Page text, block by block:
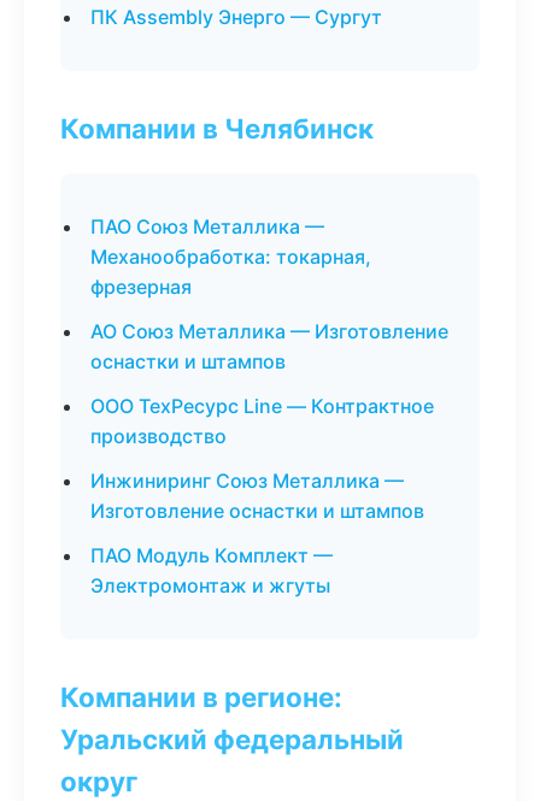
ПК Assembly Энерго — Сургут
Компании в Челябинск
ПАО Союз Металлика —
Механообработка: токарная,
фрезерная
АО Союз Металлика — Изготовление
оснастки и штампов
ООО ТехРесурс Line — Контрактное
производство
Инжиниринг Союз Металлика —
Изготовление оснастки и штампов
ПАО Модуль Комплект —
Электромонтаж и жгуты
Компании в регионе:
Уральский федеральный
округ